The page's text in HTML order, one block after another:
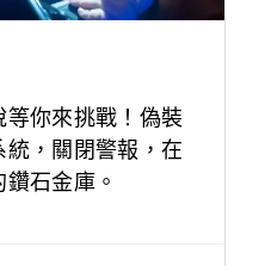
你來挑戰！偽裝
，關閉警報，在
石金庫。